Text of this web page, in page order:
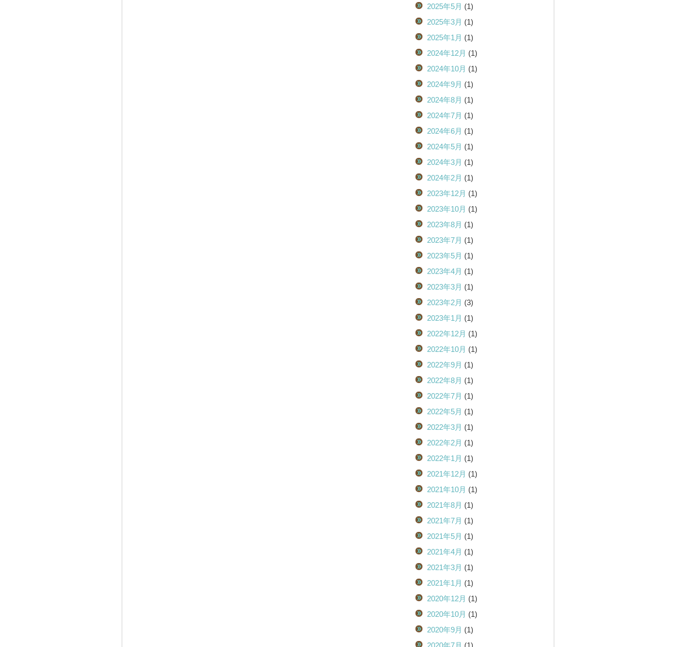
2025年5月 (1)
2025年3月 (1)
2025年1月 (1)
2024年12月 (1)
2024年10月 (1)
2024年9月 (1)
2024年8月 (1)
2024年7月 (1)
2024年6月 (1)
2024年5月 (1)
2024年3月 (1)
2024年2月 (1)
2023年12月 (1)
2023年10月 (1)
2023年8月 (1)
2023年7月 (1)
2023年5月 (1)
2023年4月 (1)
2023年3月 (1)
2023年2月 (3)
2023年1月 (1)
2022年12月 (1)
2022年10月 (1)
2022年9月 (1)
2022年8月 (1)
2022年7月 (1)
2022年5月 (1)
2022年3月 (1)
2022年2月 (1)
2022年1月 (1)
2021年12月 (1)
2021年10月 (1)
2021年8月 (1)
2021年7月 (1)
2021年5月 (1)
2021年4月 (1)
2021年3月 (1)
2021年1月 (1)
2020年12月 (1)
2020年10月 (1)
2020年9月 (1)
2020年7月 (1)